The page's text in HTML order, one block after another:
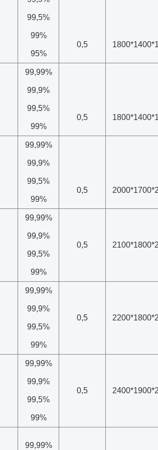
99,5%
99%
95%
0,5
99,99%
99,9%
99,5%
99%
0,5
99,99%
99,9%
99,5%
99%
0,5
99,99%
99,9%
99,5%
99%
0,5
99,99%
99,9%
99,5%
99%
0,5
99,99%
99,9%
99,5%
99%
0,5
99,99%